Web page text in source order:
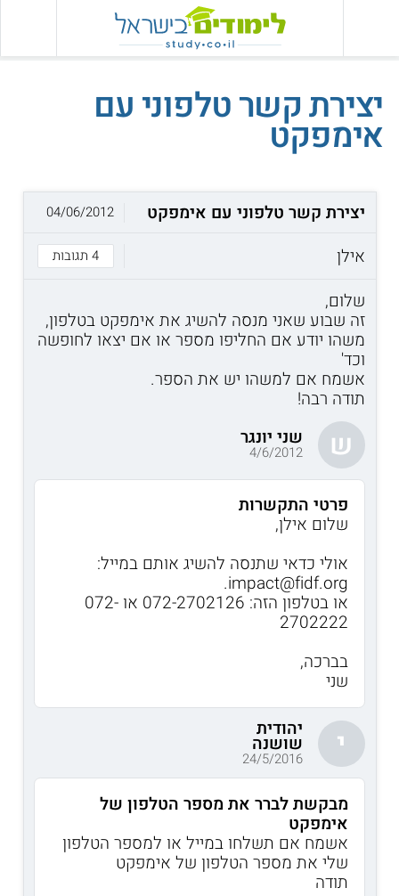
יצירת קשר טלפוני עם
אימפקט
יצירת קשר טלפוני עם אימפקט
אילן
4 תגובות
04/06/2012
שלום,
זה שבוע שאני מנסה להשיג את אימפקט בטלפון,
משהו יודע אם החליפו מספר או אם יצאו לחופשה
וכד'
אשמח אם למשהו יש את הספר.
תודה רבה!
ש שני יונגר
4/6/2012
פרטי התקשרות
שלום אילן,
אולי כדאי שתנסה להשיג אותם במייל:
impact@fidf.org.
או בטלפון הזה: 072-2702126 או 072-
2702222
בברכה,
שני
י יהודית
שושנה
24/5/2016
מבקשת לברר את מספר הטלפון של
אימפקט
אשמח אם תשלחו במייל או למספר הטלפון
שלי את מספר הטלפון של אימפקט
תודה